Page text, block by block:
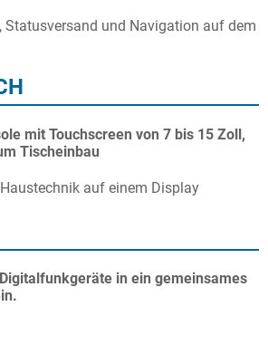
News
Intern
Statusversand und Navigation auf dem
mit Touchscreen von 7 bis 15 Zoll,
Tischeinbau
auf einem Display
in ein gemeinsames